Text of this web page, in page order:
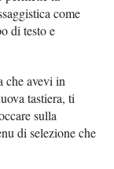
come
di testo e
che avevi in
tastiera, ti
sulla
di selezione che